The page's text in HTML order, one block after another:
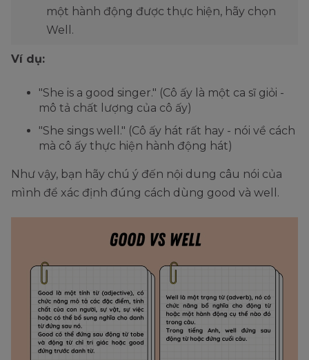
một hành động được thực hiện, hãy chọn
Well.
Ví dụ:
"She is a good singer." (Cô ấy là một ca sĩ giỏi -
mô tả chất lượng của cô ấy)
"She sings well." (Cô ấy hát rất hay - nói về cách
mà cô ấy thực hiện hành động hát)
Như vậy, bạn hãy chú ý đến nội dung câu nói của
mình để xác định đúng cách dùng good và well.